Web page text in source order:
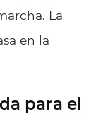
La
en la
para el